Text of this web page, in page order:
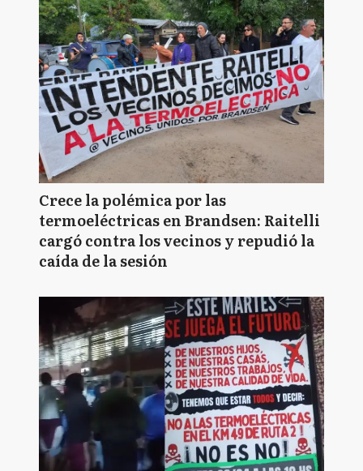
Crece la polémica por las
termoeléctricas en Brandsen: Raitelli
cargó contra los vecinos y repudió la
caída de la sesión